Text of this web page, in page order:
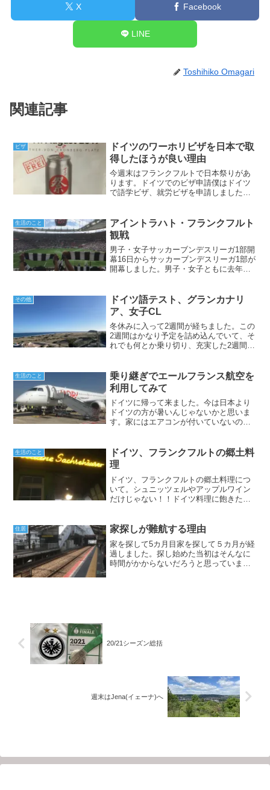
X Facebook
LINE
Toshihiko Omagari
関連記事
ビザ
ドイツのワーホリビザを日本で取
得したほうが良い理由
今週末はフランクフルトで日本祭りがあ
ります。ドイツでのビザ申請僕はドイツ
で語学ビザ、就労ビザを申請しました。
いでしょう。日本の国籍だから日本領事
館で申請できると思う方...
生活のこと
アイントラハト・フランクフルト
観戦
男子・女子サッカーブンデスリーガ1部開
幕16日からサッカーブンデスリーガ1部が
開幕しました。男子・女子ともに去年の
ヘンがホームでヘルタ・ベルリンと対戦
し、2₋2の引き分...
その他
ドイツ語テスト、グランカナリ
ア、女子CL
冬休みに入って2週間が経ちました。この
2週間はかなり予定を詰め込んでいて、そ
れでも何とか乗り切り、充実した2週間に
るなど楽しく過ごしています。フランク
フルト国際空港✈️...
生活のこと
乗り継ぎでエールフランス航空を
利用してみて
ドイツに帰って来ました。今は日本より
ドイツの方が暑いんじゃないかと思いま
す。家にはエアコンが付いていないので
の悪いエールフランス航空を利用した感
想を書こうと思います。エ...
生活のこと
ドイツ、フランクフルトの郷土料
理
ドイツ、フランクフルトの郷土料理につ
いて。シュニッツェルやアップルワイン
だけじゃない！！ドイツ料理に飽きた人
住居 家探しが難航する理由
家を探して5カ月目家を探して５カ月が経
過しました。探し始めた当初はそんなに
時間がかからないだろうと思っていまし
20/21シーズン総括
週末はJena(イェーナ)へ